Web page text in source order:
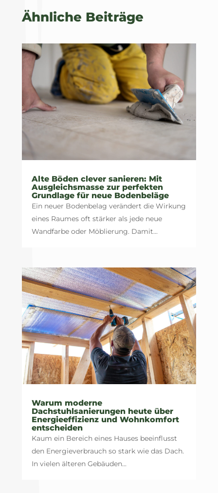
Ähnliche Beiträge
Alte Böden clever sanieren: Mit
Ausgleichsmasse zur perfekten
Grundlage für neue Bodenbeläge
Ein neuer Bodenbelag verändert die Wirkung
eines Raumes oft stärker als jede neue
Wandfarbe oder Möblierung. Damit...
Warum moderne
Dachstuhlsanierungen heute über
Energieeffizienz und Wohnkomfort
entscheiden
Kaum ein Bereich eines Hauses beeinflusst
den Energieverbrauch so stark wie das Dach.
In vielen älteren Gebäuden...